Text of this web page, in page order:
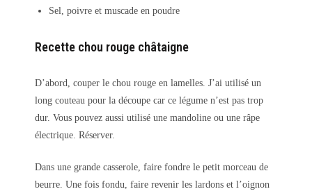
Sel, poivre et muscade en poudre
Recette chou rouge châtaigne
D’abord, couper le chou rouge en lamelles. J’ai utilisé un
long couteau pour la découpe car ce légume n’est pas trop
dur. Vous pouvez aussi utilisé une mandoline ou une râpe
électrique. Réserver.
Dans une grande casserole, faire fondre le petit morceau de
beurre. Une fois fondu, faire revenir les lardons et l’oignon